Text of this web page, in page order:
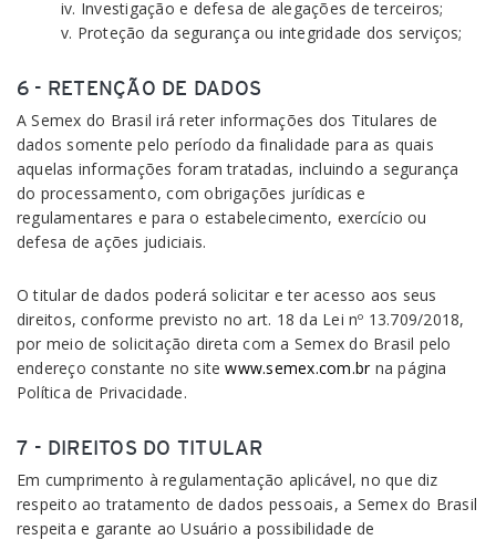
iv. Investigação e defesa de alegações de terceiros;
v. Proteção da segurança ou integridade dos serviços;
6 - RETENÇÃO DE DADOS
A Semex do Brasil irá reter informações dos Titulares de
dados somente pelo período da finalidade para as quais
aquelas informações foram tratadas, incluindo a segurança
do processamento, com obrigações jurídicas e
regulamentares e para o estabelecimento, exercício ou
defesa de ações judiciais.
O titular de dados poderá solicitar e ter acesso aos seus
direitos, conforme previsto no art. 18 da Lei nº 13.709/2018,
por meio de solicitação direta com a Semex do Brasil pelo
endereço constante no sitewww.semex.com.brna página
Política de Privacidade.
7 - DIREITOS DO TITULAR
Em cumprimento à regulamentação aplicável, no que diz
respeito ao tratamento de dados pessoais, a Semex do Brasil
respeita e garante ao Usuário a possibilidade de